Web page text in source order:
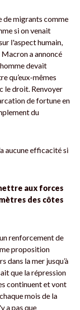
de migrants comme
si on venait
l'aspect humain,
a annoncé
devait
qu’eux-mêmes
le droit. Renvoyer
de fortune en
du
aucune efficacité si
aux forces
des côtes
renforcement de
proposition
dans la mer jusqu’à
que la répression
continuent et vont
mois de la
a pas que